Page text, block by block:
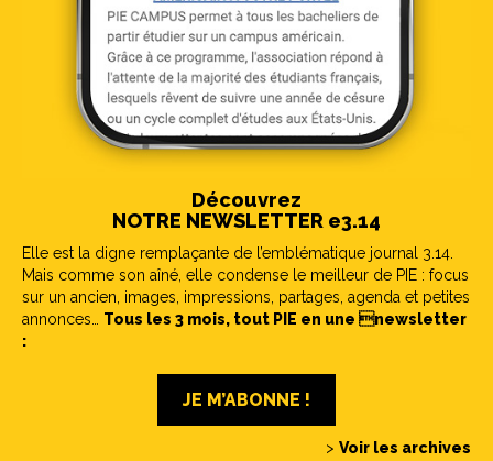
Découvrez
NOTRE NEWSLETTER e3.14
Elle est la digne remplaçante de l’emblématique journal 3.14.
Mais comme son aîné, elle condense le meilleur de PIE : focus
sur un ancien, images, impressions, partages, agenda et petites
annonces… Tous les 3 mois, tout PIE en une newsletter
:
JE M’ABONNE !
> Voir les archives